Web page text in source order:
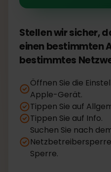
Stellen wir sicher,
einen bestimmten
bestimmtes
Öffnen Sie die
Apple-Gerät.
Tippen Sie auf
Tippen Sie auf Info.
Suchen Sie nach
Sperre.